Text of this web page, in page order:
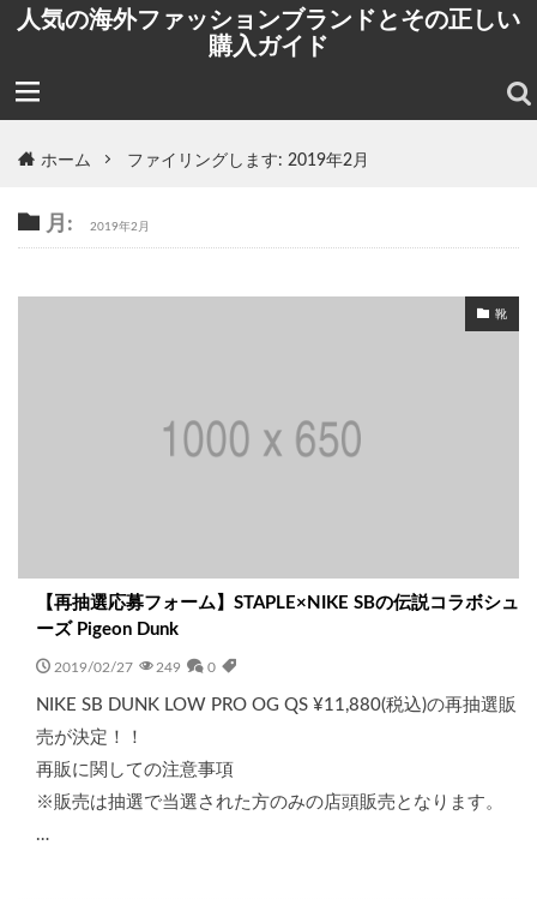
人気の海外ファッションブランドとその正しい
購入ガイド
ホーム ファイリングします: 2019年2月
月: 2019年2月
靴
【再抽選応募フォーム】STAPLE×NIKE SBの伝説コラボシュ
ーズ Pigeon Dunk
2019/02/27 249 0
NIKE SB DUNK LOW PRO OG QS ¥11,880(税込)の再抽選販
売が決定！！
再販に関しての注意事項
※販売は抽選で当選された方のみの店頭販売となります。
…